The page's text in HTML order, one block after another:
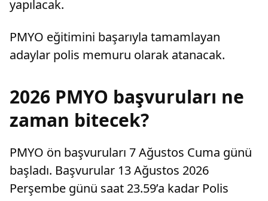
yapılacak.
PMYO eğitimini başarıyla tamamlayan
adaylar polis memuru olarak atanacak.
2026 PMYO başvuruları ne
zaman bitecek?
PMYO ön başvuruları 7 Ağustos Cuma günü
başladı. Başvurular 13 Ağustos 2026
Perşembe günü saat 23.59’a kadar Polis